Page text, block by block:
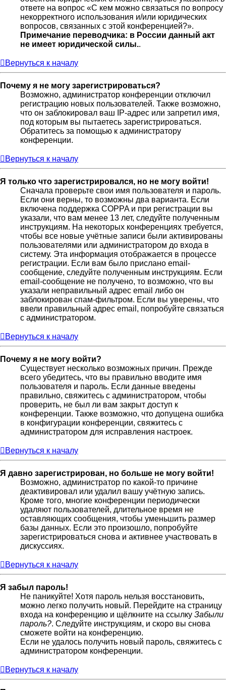
ответе на вопрос «С кем можно связаться по вопросу
некорректного использования и/или юридических
вопросов, связанных с этой конференцией?».
Примечание переводчика: в России данный акт
не имеет юридической силы..
Вернуться к началу
Почему я не могу зарегистрироваться?
Возможно, администратор конференции отключил
регистрацию новых пользователей. Также возможно,
что он заблокировал ваш IP-адрес или запретил имя,
под которым вы пытаетесь зарегистрироваться.
Обратитесь за помощью к администратору
конференции.
Вернуться к началу
Я только что зарегистрировался, но не могу войти!
Сначала проверьте свои имя пользователя и пароль.
Если они верны, то возможны два варианта. Если
включена поддержка COPPA и при регистрации вы
указали, что вам менее 13 лет, следуйте полученным
инструкциям. На некоторых конференциях требуется,
чтобы все новые учётные записи были активированы
пользователями или администратором до входа в
систему. Эта информация отображается в процессе
регистрации. Если вам было прислано email-
сообщение, следуйте полученным инструкциям. Если
email-сообщение не получено, то возможно, что вы
указали неправильный адрес email либо он
заблокирован спам-фильтром. Если вы уверены, что
ввели правильный адрес email, попробуйте связаться
с администратором.
Вернуться к началу
Почему я не могу войти?
Существует несколько возможных причин. Прежде
всего убедитесь, что вы правильно вводите имя
пользователя и пароль. Если данные введены
правильно, свяжитесь с администратором, чтобы
проверить, не был ли вам закрыт доступ к
конференции. Также возможно, что допущена ошибка
в конфигурации конференции, свяжитесь с
администратором для исправления настроек.
Вернуться к началу
Я давно зарегистрирован, но больше не могу войти!
Возможно, администратор по какой-то причине
деактивировал или удалил вашу учётную запись.
Кроме того, многие конференции периодически
удаляют пользователей, длительное время не
оставляющих сообщения, чтобы уменьшить размер
базы данных. Если это произошло, попробуйте
зарегистрироваться снова и активнее участвовать в
дискуссиях.
Вернуться к началу
Я забыл пароль!
Не паникуйте! Хотя пароль нельзя восстановить,
можно легко получить новый. Перейдите на страницу
входа на конференцию и щёлкните на ссылку Забыли
пароль?. Следуйте инструкциям, и скоро вы снова
сможете войти на конференцию.
Если не удалось получить новый пароль, свяжитесь с
администратором конференции.
Вернуться к началу